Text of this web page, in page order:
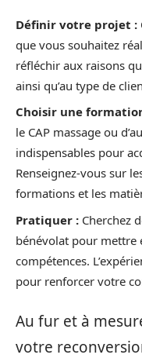
Définir votre projet :
que vous souhaitez
réfléchir aux raisons
ainsi qu’au type de
Choisir une
le CAP massage ou
indispensables pour
Renseignez-vous sur
formations et les
Pratiquer : Cherchez
bénévolat pour mettre
compétences.
pour renforcer votre
Au fur et à
votre